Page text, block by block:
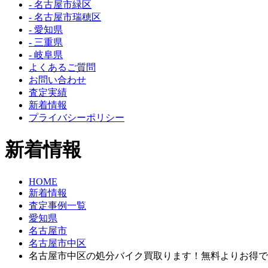
- 名古屋市緑区
- 名古屋市瑞穂区
- 愛知県
- 三重県
- 岐阜県
よくあるご質問
お問い合わせ
査定実績
新着情報
プライバシーポリシー
新着情報
HOME
新着情報
査定事例一覧
愛知県
名古屋市
名古屋市中区
名古屋市中区の処分バイク買取ります！無料よりお得